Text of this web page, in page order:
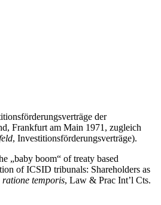
der
Frankfurt am Main 1971, zugleich
, Investitionsförderungsverträge).
„baby boom“ of treaty based
of ICSID tribunals: Shareholders as
ratione temporis, Law & Prac Int’l Cts.